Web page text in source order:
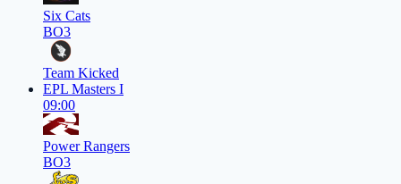
Six Cats
BO3
Team Kicked
EPL Masters I
09:00
Power Rangers
BO3